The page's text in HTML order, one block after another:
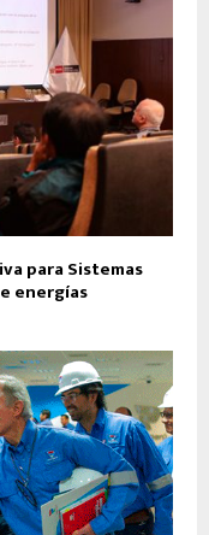
para Sistemas
energías